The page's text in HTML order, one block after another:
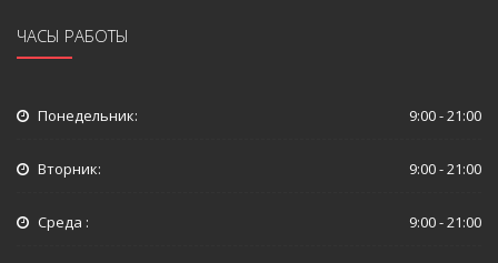
ЧАСЫ РАБОТЫ
Понедельник: 9:00 - 21:00
Вторник: 9:00 - 21:00
Среда : 9:00 - 21:00